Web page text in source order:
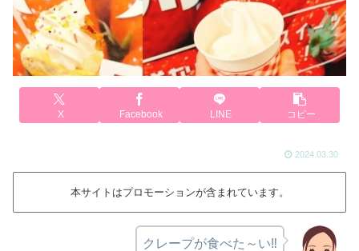
X Facebook LINE コピー
2024.03.30
本サイトはプロモーションが含まれています。
クレープが食べた～い‼